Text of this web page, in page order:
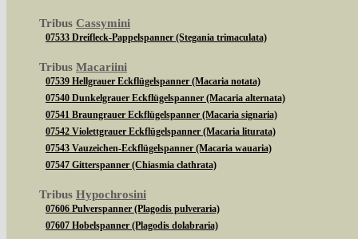
Tribus Cassymini
07533 Dreifleck-Pappelspanner (Stegania trimaculata)
Tribus Macariini
07539 Hellgrauer Eckflügelspanner (Macaria notata)
07540 Dunkelgrauer Eckflügelspanner (Macaria alternata)
07541 Braungrauer Eckflügelspanner (Macaria signaria)
07542 Violettgrauer Eckflügelspanner (Macaria liturata)
07543 Vauzeichen-Eckflügelspanner (Macaria wauaria)
07547 Gitterspanner (Chiasmia clathrata)
Tribus Hypochrosini
07606 Pulverspanner (Plagodis pulveraria)
07607 Hobelspanner (Plagodis dolabraria)